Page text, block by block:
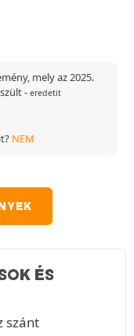
mely az 2025.
- eredetit
NEM
ÉS
szánt